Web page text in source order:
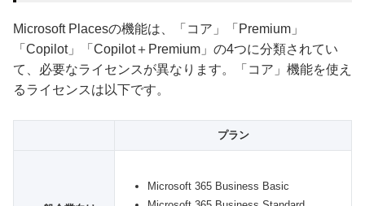
Microsoft Placesの機能は、「コア」「Premium」
「Copilot」「Copilot＋Premium」の4つに分類されてい
て、必要なライセンスが異なります。「コア」機能を使え
るライセンスは以下です。
プラン
Microsoft 365 Business Basic